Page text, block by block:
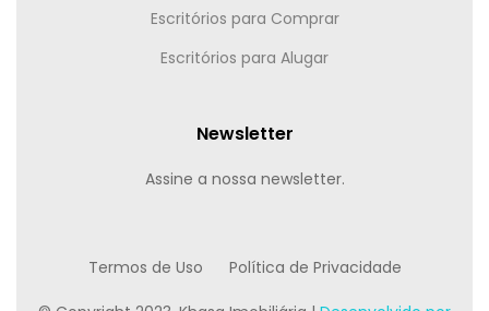
Escritórios para Comprar
Escritórios para Alugar
Newsletter
Assine a nossa newsletter.
Termos de Uso Política de Privacidade